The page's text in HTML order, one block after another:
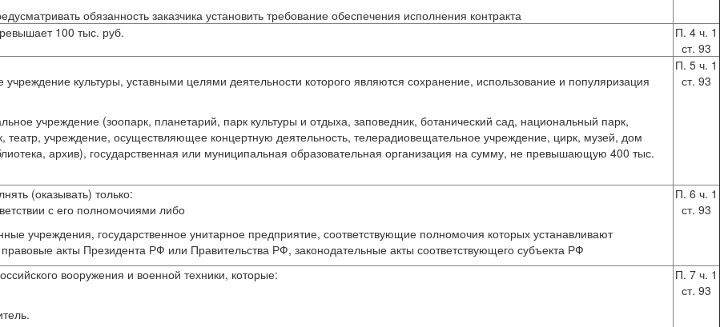
обязанность заказчика установить требование обеспечения исполнения контракта
100 тыс. руб.
П. 4 ч. 1
ст. 93
культуры, уставными целями деятельности которого являются сохранение, использование и популяризация
учреждение (зоопарк, планетарий, парк культуры и отдыха, заповедник, ботанический сад, национальный парк,
учреждение, осуществляющее концертную деятельность, телерадиовещательное учреждение, цирк, музей, дом
архив), государственная или муниципальная образовательная организация на сумму, не превышающую 400 тыс.
П. 5 ч. 1
ст. 93
(оказывать) только:
с его полномочиями либо
учреждения, государственное унитарное предприятие, соответствующие полномочия которых устанавливают
акты Президента РФ или Правительства РФ, законодательные акты соответствующего субъекта РФ
П. 6 ч. 1
ст. 93
вооружения и военной техники, которые:
П. 7 ч. 1
ст. 93